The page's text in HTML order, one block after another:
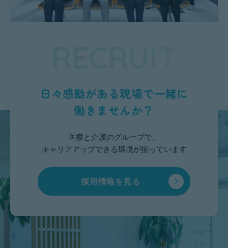
日々感動がある現場で一緒に
働きませんか？
医療と介護のグループで、
キャリアアップできる環境が揃っています
採用情報を見る